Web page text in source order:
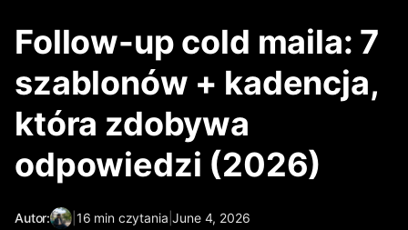
Follow-up cold maila: 7
szablonów + kadencja,
która zdobywa
odpowiedzi (2026)
Autor: 16 min czytania |June 4, 2026